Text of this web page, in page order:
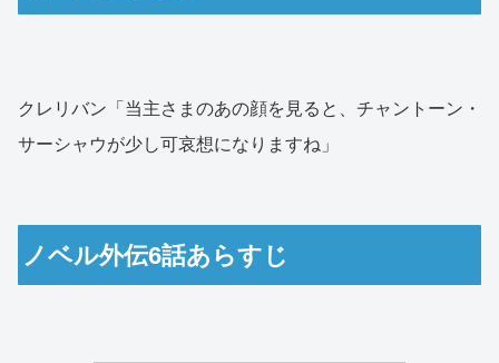
クレリバン「当主さまのあの顔を見ると、チャントーン・
サーシャウが少し可哀想になりますね」
ノベル外伝6話あらすじ